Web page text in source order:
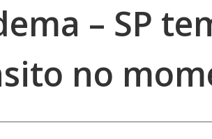
– SP
no